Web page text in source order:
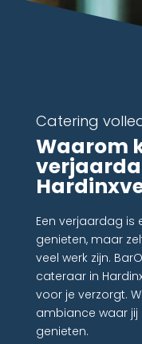
Catering
Waarom
Een verjaardag
genieten, maar
veel werk zijn.
cateraar in
voor je verzorgt.
ambiance waar
genieten.